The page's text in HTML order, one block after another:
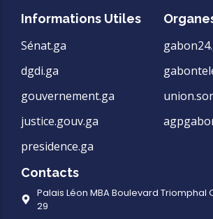
Informations Utiles
Sénat.ga
dgdi.ga
gouvernement.ga
justice.gouv.ga
presidence.ga
Contacts
Palais Léon MBA Boulevard Triomphal
29